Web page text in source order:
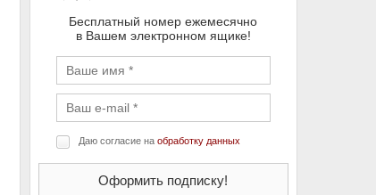
Бесплатный номер ежемесячно
в Вашем электронном ящике!
Даю согласие на обработку данных